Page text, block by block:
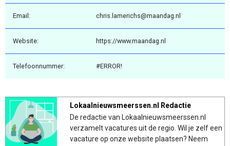
Email: chris.lamerichs@maandag.nl
Website: https://www.maandag.nl
Telefoonnummer: #ERROR!
Lokaalnieuwsmeerssen.nl Redactie
De redactie van Lokaalnieuwsmeerssen.nl
verzamelt vacatures uit de regio. Wil je zelf een
vacature op onze website plaatsen? Neem